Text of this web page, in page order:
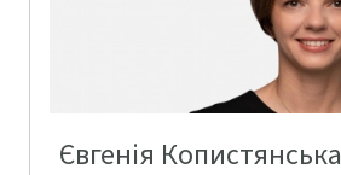
Євгенія Копистянська